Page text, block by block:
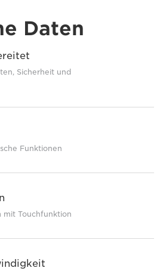
Daten
Sicherheit und
Funktionen
mit Touchfunktion